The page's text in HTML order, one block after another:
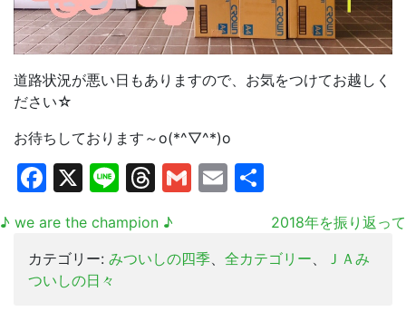
道路状況が悪い日もありますので、お気をつけてお越しく
ださい☆
お待ちしております～o(*^▽^*)o
Facebook
X LineThreads
Gmail
Email
♪ we are the champion ♪
2018年を振り返って
カテゴリー: みついしの四季、 全カテゴリー、
ＪＡみ
ついしの日々